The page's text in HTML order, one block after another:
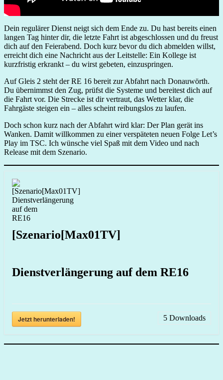
Dein regulärer Dienst neigt sich dem Ende zu. Du hast bereits einen
langen Tag hinter dir, die letzte Fahrt ist abgeschlossen und du freust
dich auf den Feierabend. Doch kurz bevor du dich abmelden willst,
erreicht dich eine Nachricht aus der Leitstelle: Ein Kollege ist
kurzfristig erkrankt – du wirst gebeten, einzuspringen.
Auf Gleis 2 steht der RE 16 bereit zur Abfahrt nach Donauwörth.
Du übernimmst den Zug, prüfst die Systeme und bereitest dich auf
die Fahrt vor. Die Strecke ist dir vertraut, das Wetter klar, die
Fahrgäste steigen ein – alles scheint reibungslos zu laufen.
Doch schon kurz nach der Abfahrt wird klar: Der Plan gerät ins
Wanken. Damit willkommen zu einer verspäteten neuen Folge Let’s
Play im TSC. Ich wünsche viel Spaß mit dem Video und nach
Release mit dem Szenario.
[Szenario[Max01TV]
Dienstverlängerung auf dem RE16
Jetzt herunterladen! 5 Downloads